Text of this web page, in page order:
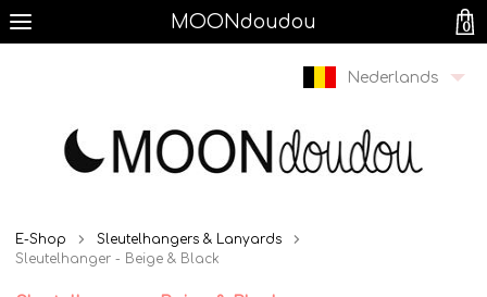
MOONdoudou
Nederlands
E-Shop
Sleutelhangers & Lanyards
Sleutelhanger - Beige & Black
0